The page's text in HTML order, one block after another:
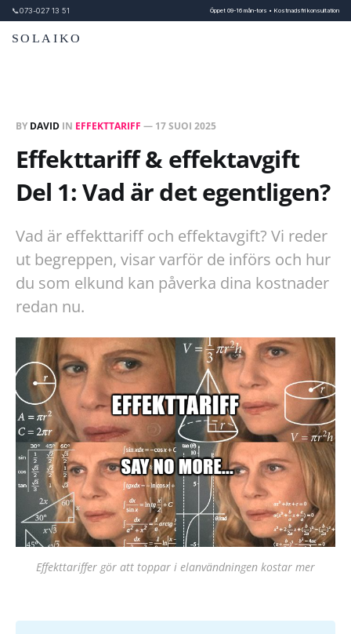
📞073-027 13 51 Öppet 09-16 mån-tors • Kostnadsfri konsultation
SOLAIKO
BY DAVID IN EFFEKTTARIFF — 17 SUOI 2025
Effekttariff & effektavgift
Del 1: Vad är det egentligen?
Vad är effekttariff och effektavgift? Vi reder
ut begreppen, visar varför de införs och hur
du som elkund kan påverka dina kostnader
redan nu.
Effekttariffer gör att toppar i elanvändningen kostar mer